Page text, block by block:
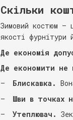
Скільки
Зимовий костюм —
якості фурнітури
Де економія
Де економити не
Блискавка.
Шви в точках
Утеплювач.